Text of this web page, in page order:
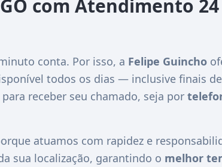
com Atendimento 24
conta. Por isso, a Felipe Guincho
todos os dias — inclusive finais de
receber seu chamado, seja por
atuamos com rapidez e
sua localização, garantindo o melhor